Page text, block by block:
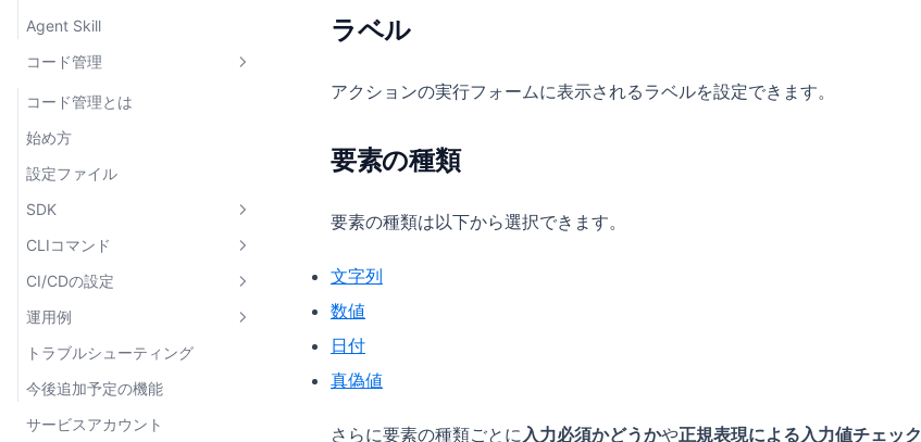
Flexbox
HStack / VStack
Drawer
Stat
Chart
Button
TextInput
Textarea
Select
DatePicker
DateTimePicker
Checkbox
FileInput
Input
Link
ActionLink
ViewLink
画像・動画
Image
Video
Avatar
関数
useExecuteAction
useExecuteActionLazy
executeAction
openLink
openActionLink
openViewLink
useBaseMachinaContext
useURLQueries
copyToClipboard
showSuccessToast /
その他
Accordion
Alert
Badge
ClipboardButton
Heading
LoadingIndicator
Pagination
PaginationPageText
外部ライブラリ
Git管理
型定義ファイルのダウンロード
Agent Skill
コード管理
コード管理とは
始め方
設定ファイル
SDK
defineConfig
defineAction
readFile
CLIコマンド
bm login
bm print-access-token
bm sync
bm pull
CI/CDの設定
概要
GitHub Actions
GitLab CI
運用例
基本（2ブランチ運用）
実践的な開発フロー
コード取得設定との連携
トラブルシューティング
今後追加予定の機能
サービスアカウント
ラベル
アクションの実行フォームに表示されるラベルを設定できます。
要素の種類
要素の種類は以下から選択できます。
文字列
数値
日付
真偽値
さらに要素の種類ごとに入力必須かどうかや正規表現による入力値チェック